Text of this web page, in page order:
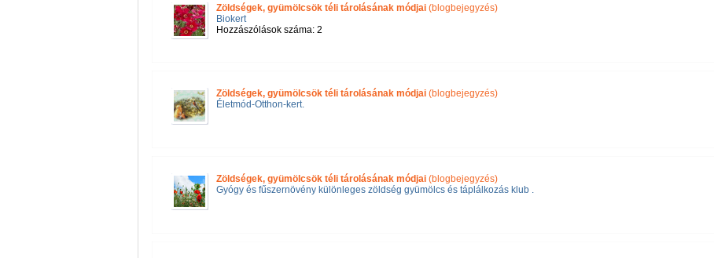
Zöldségek, gyümölcsök téli tárolásának módjai (blogbejegyzés)
Biokert
Hozzászólások száma: 2
Zöldségek, gyümölcsök téli tárolásának módjai (blogbejegyzés)
Életmód-Otthon-kert.
Zöldségek, gyümölcsök téli tárolásának módjai (blogbejegyzés)
Gyógy és fűszernövény különleges zöldség gyümölcs és táplálkozás klub .